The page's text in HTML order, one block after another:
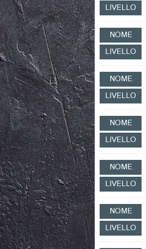
LIVELLO
NOME
LIVELLO
NOME
LIVELLO
NOME
LIVELLO
NOME
LIVELLO
NOME
LIVELLO